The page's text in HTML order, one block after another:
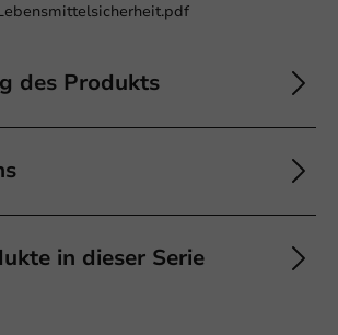
des Produkts
in dieser Serie